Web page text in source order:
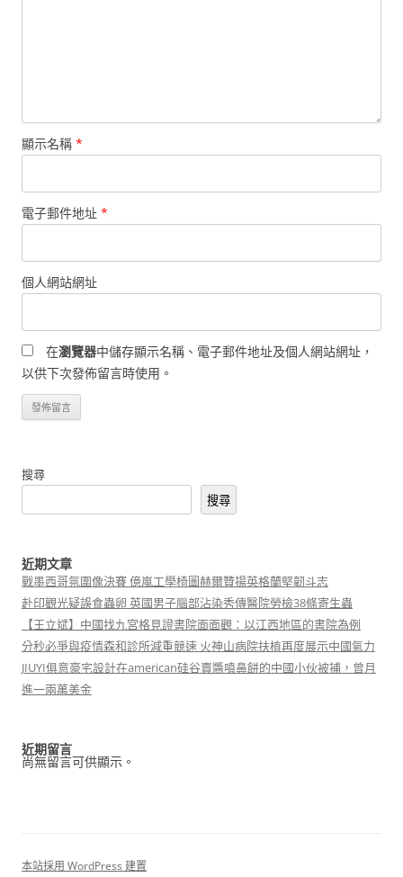
顯示名稱 *
電子郵件地址 *
個人網站網址
在瀏覽器中儲存顯示名稱、電子郵件地址及個人網站網址，
以供下次發佈留言時使用。
搜尋
搜尋
近期文章
戰墨西哥氛圍像決賽 億嵐工學椅圖赫爾贊揚英格蘭堅韌斗志
赴印觀光疑誤食蟲卵 英國男子腦部沾染秀傳醫院勞檢38條寄生蟲
【王立斌】中國找九宮格見證書院面面觀：以江西地區的書院為例
分秒必爭與疫情森和診所減重競速 火神山病院扶植再度展示中國氣力
JIUYI俱意豪宅設計在american硅谷賣醬噴鼻餅的中國小伙被捕，曾月
進一兩萬美金
近期留言
尚無留言可供顯示。
本站採用 WordPress 建置